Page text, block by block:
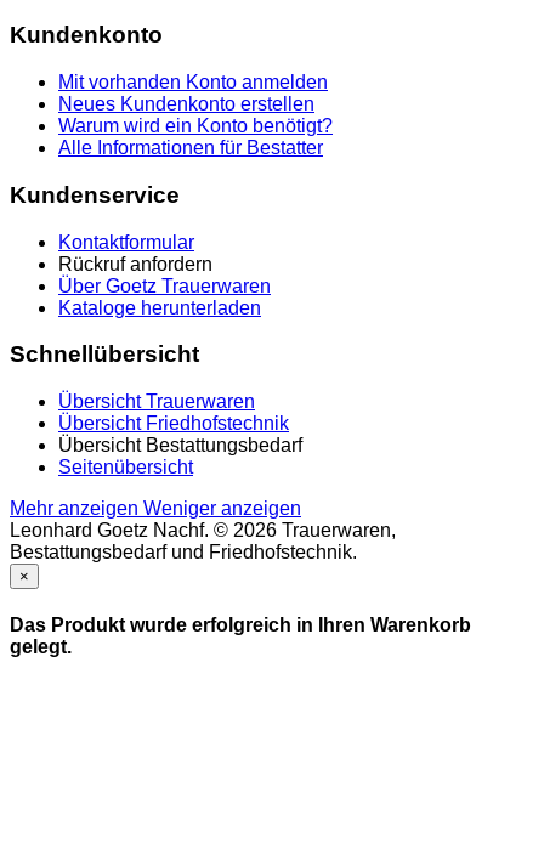
Kundenkonto
Mit vorhanden Konto anmelden
Neues Kundenkonto erstellen
Warum wird ein Konto benötigt?
Alle Informationen für Bestatter
Kundenservice
Kontaktformular
Rückruf anfordern
Über Goetz Trauerwaren
Kataloge herunterladen
Schnellübersicht
Übersicht Trauerwaren
Übersicht Friedhofstechnik
Übersicht Bestattungsbedarf
Seitenübersicht
Mehr anzeigen Weniger anzeigen
Leonhard Goetz Nachf. © 2026 Trauerwaren,
Bestattungsbedarf und Friedhofstechnik.
×
Das Produkt wurde erfolgreich in Ihren Warenkorb
gelegt.